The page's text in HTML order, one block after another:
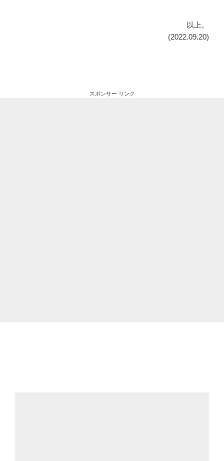
以上。
(2022.09.20)
スポンサー リンク